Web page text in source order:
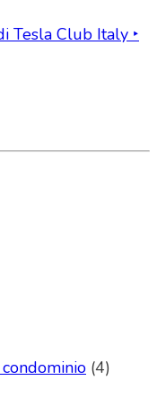
Tesla Club Italy ‣
(4)